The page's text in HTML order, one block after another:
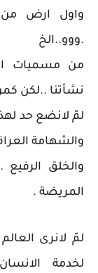
واول ارض من
.ووو..الخ
من مسميات
نشأتنا ..لكن
لمّ لانضع حد
والشهامة
والخلق
المريضة .
لمّ لانرى
لخدمة